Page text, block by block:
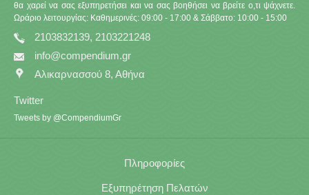
θα χαρεί να σας εξυπηρετήσει και να σας βοηθήσει να βρείτε ο,τι ψάχνετε.
Ωράριο λειτουργίας: Καθημερινές: 09:00 - 17:00 & Σάββατο: 10:00 - 15:00
2103832139, 2103221248
info@compendium.gr
Αλικαρνασσού 8, Αθήνα
Twitter
Tweets by @CompendiumGr
Πληροφορίες
Εξυπηρέτηση Πελατών